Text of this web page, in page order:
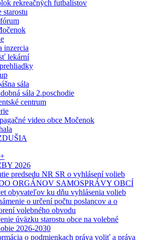
rekreačných futbalistov
starostu
inzercia
lekární
sála
sála 2.poschodie
centrum
video obce Močenok
2026
predsedu NR SR o vyhlásení volieb
ORGÁNOV SAMOSPRÁVY OBCÍ
obyvateľov ku dňu vyhlásenia volieb
o určení počtu poslancov a o
volebného obvodu
úväzku starostu obce na volebné
2026-2030
o podmienkach práva voliť a práva